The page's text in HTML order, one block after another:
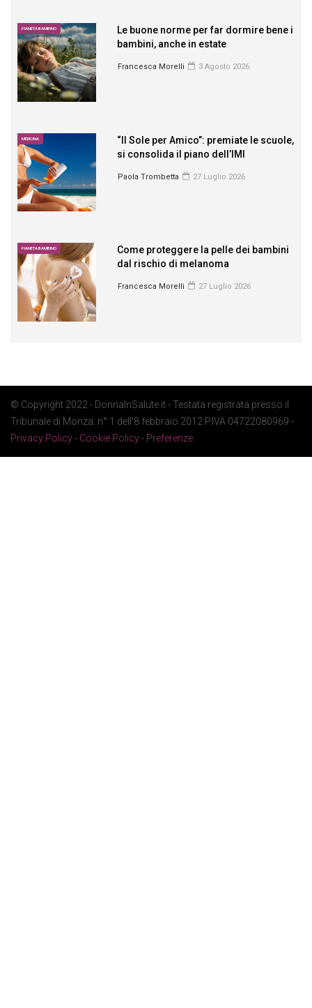
PIANETA BAMBINO
Le buone norme per far dormire bene i
bambini, anche in estate
Francesca Morelli 3 Agosto 2026
MEDICINA
“Il Sole per Amico”: premiate le scuole,
si consolida il piano dell’IMI
Paola Trombetta 27 Luglio 2026
PIANETA BAMBINO
Come proteggere la pelle dei bambini
dal rischio di melanoma
Francesca Morelli 27 Luglio 2026
© Copyright 2022 - DonnaInSalute.it - Testata registrata presso il
Tribunale di Monza: n° 1 dell'8 febbraio 2012 P.IVA 04722080969 -
Privacy Policy- Cookie Policy- Preferenze